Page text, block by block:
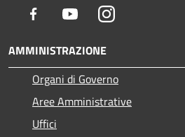
Facebook YoutubeInstagram
AMMINISTRAZIONE
Organi di Governo
Aree Amministrative
Uffici